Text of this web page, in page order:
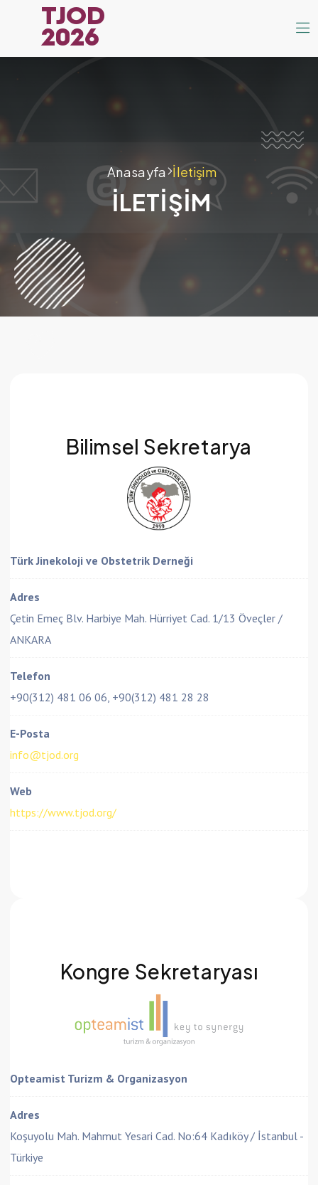
TJOD
2026
Anasayfa İletişim
İLETİŞİM
Bilimsel Sekretarya
Türk Jinekoloji ve Obstetrik Derneği
Adres
Çetin Emeç Blv. Harbiye Mah. Hürriyet Cad. 1/13 Öveçler /
ANKARA
Telefon
+90(312) 481 06 06, +90(312) 481 28 28
E-Posta
info@tjod.org
Web
https://www.tjod.org/
Kongre Sekretaryası
Opteamist Turizm & Organizasyon
Adres
Koşuyolu Mah. Mahmut Yesari Cad. No:64 Kadıköy / İstanbul -
Türkiye